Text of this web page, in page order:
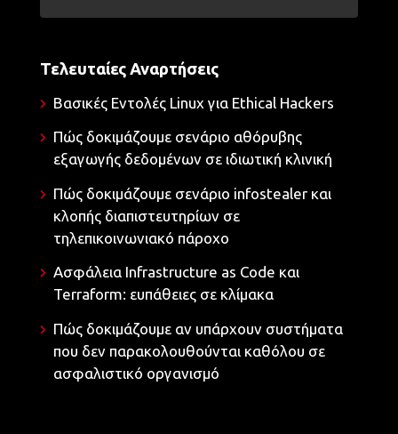
Τελευταίες Αναρτήσεις
Βασικές Εντολές Linux για Ethical Hackers
Πώς δοκιμάζουμε σενάριο αθόρυβης
εξαγωγής δεδομένων σε ιδιωτική κλινική
Πώς δοκιμάζουμε σενάριο infostealer και
κλοπής διαπιστευτηρίων σε
τηλεπικοινωνιακό πάροχο
Ασφάλεια Infrastructure as Code και
Terraform: ευπάθειες σε κλίμακα
Πώς δοκιμάζουμε αν υπάρχουν συστήματα
που δεν παρακολουθούνται καθόλου σε
ασφαλιστικό οργανισμό